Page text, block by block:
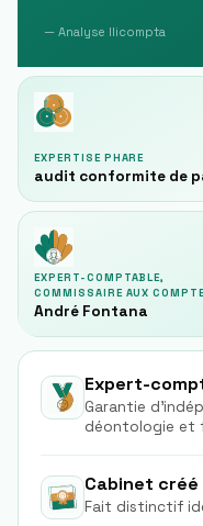
— Analyse Ilicompta
EXPERTISE PHARE
audit conformite de
EXPERT-COMPTABLE,
COMMISSAIRE AUX
André Fontana
Expert-
Garantie
déontologie et
Cabinet créé
Fait distinctif